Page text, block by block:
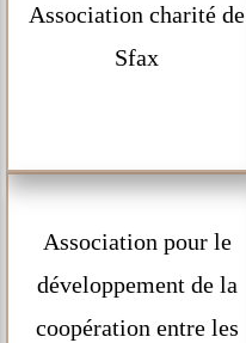
Association charité de
Sfax
Association pour le
développement de la
coopération entre les